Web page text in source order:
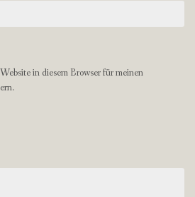
in diesem Browser für meinen